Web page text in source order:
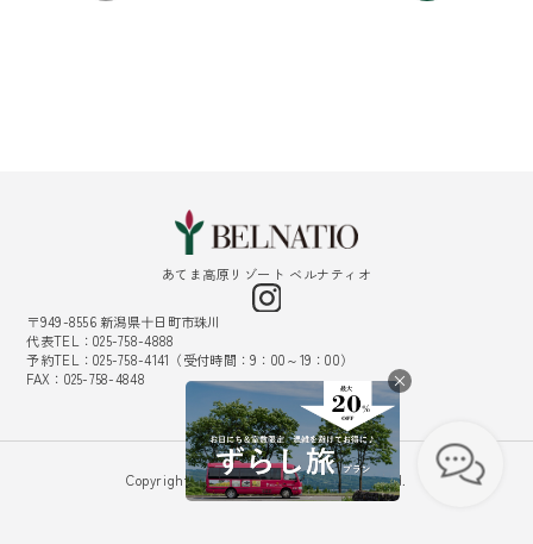
あてま高原リゾート ベルナティオ
〒949-8556 新潟県十日町市珠川
代表TEL：025-758-4888
予約TEL：025-758-4141（受付時間：9：00～19：00）
FAX：025-758-4848
採用情報
Copyright © Belnatio. All Rights Reserved.